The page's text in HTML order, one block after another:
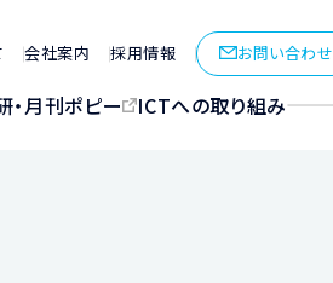
会社案内 採用情報 お問い合わせ
・月刊ポピー ICTへの取り組み